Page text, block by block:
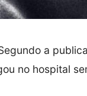
a
no hospital